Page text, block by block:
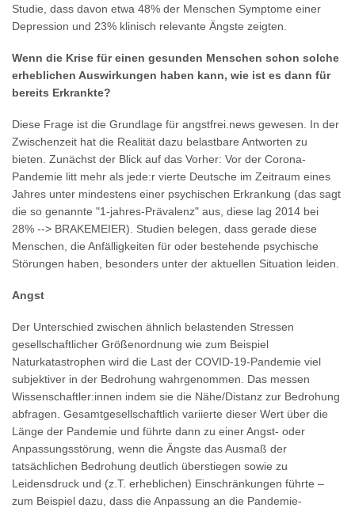
Studie, dass davon etwa 48% der Menschen Symptome einer
Depression und 23% klinisch relevante Ängste zeigten.
Wenn die Krise für einen gesunden Menschen schon solche
erheblichen Auswirkungen haben kann, wie ist es dann für
bereits Erkrankte?
Diese Frage ist die Grundlage für angstfrei.news gewesen. In der
Zwischenzeit hat die Realität dazu belastbare Antworten zu
bieten. Zunächst der Blick auf das Vorher: Vor der Corona-
Pandemie litt mehr als jede:r vierte Deutsche im Zeitraum eines
Jahres unter mindestens einer psychischen Erkrankung (das sagt
die so genannte "1-jahres-Prävalenz" aus, diese lag 2014 bei
28% --> BRAKEMEIER). Studien belegen, dass gerade diese
Menschen, die Anfälligkeiten für oder bestehende psychische
Störungen haben, besonders unter der aktuellen Situation leiden.
Angst
Der Unterschied zwischen ähnlich belastenden Stressen
gesellschaftlicher Größenordnung wie zum Beispiel
Naturkatastrophen wird die Last der COVID-19-Pandemie viel
subjektiver in der Bedrohung wahrgenommen. Das messen
Wissenschaftler:innen indem sie die Nähe/Distanz zur Bedrohung
abfragen. Gesamtgesellschaftlich variierte dieser Wert über die
Länge der Pandemie und führte dann zu einer Angst- oder
Anpassungsstörung, wenn die Ängste das Ausmaß der
tatsächlichen Bedrohung deutlich überstiegen sowie zu
Leidensdruck und (z.T. erheblichen) Einschränkungen führte –
zum Beispiel dazu, dass die Anpassung an die Pandemie-